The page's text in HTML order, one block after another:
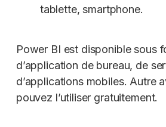
tablette, smartphone.
Power BI est disponible sous
d’application de bureau, de
d’applications mobiles. Autre
pouvez l’utiliser gratuitement.